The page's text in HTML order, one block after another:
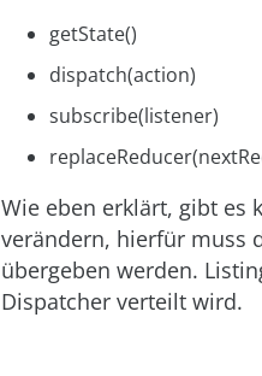
getState()
dispatch(action)
subscribe(listener)
Wie eben erklärt, gibt es
verändern, hierfür muss
übergeben werden.
Dispatcher verteilt wird.